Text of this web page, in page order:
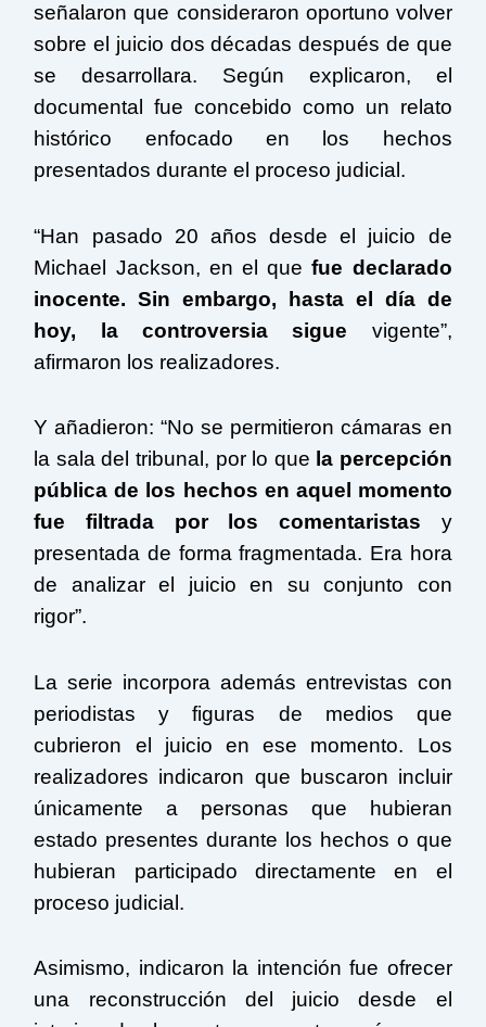
señalaron que consideraron oportuno volver
sobre el juicio dos décadas después de que
se desarrollara. Según explicaron, el
documental fue concebido como un relato
histórico enfocado en los hechos
presentados durante el proceso judicial.
“Han pasado 20 años desde el juicio de
Michael Jackson, en el quefue declarado
inocente. Sin embargo, hasta el día de
hoy, la controversia sigue vigente”,
afirmaron los realizadores.
Y añadieron: “No se permitieron cámaras en
la sala del tribunal, por lo que la percepción
pública de los hechos en aquel momento
fue filtrada por los comentaristas y
presentada de forma fragmentada. Era hora
de analizar el juicio en su conjunto con
rigor”.
La serie incorpora además entrevistas con
periodistas y figuras de medios que
cubrieron el juicio en ese momento. Los
realizadores indicaron que buscaron incluir
únicamente a personas que hubieran
estado presentes durante los hechos o que
hubieran participado directamente en el
proceso judicial.
Asimismo, indicaron la intención fue ofrecer
una reconstrucción del juicio desde el